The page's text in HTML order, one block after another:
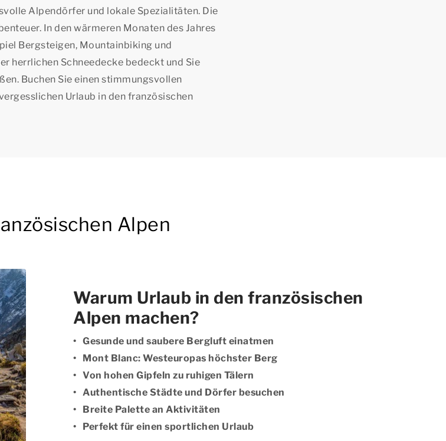
Alpendörfer und lokale Spezialitäten. Die
In den wärmeren Monaten des Jahres
Bergsteigen, Mountainbiking und
herrlichen Schneedecke bedeckt und Sie
Buchen Sie einen stimmungsvollen
Urlaub in den französischen
Alpen
Warum Urlaub in den französischen
Alpen machen?
Gesunde und saubere Bergluft einatmen
Mont Blanc: Westeuropas höchster Berg
Von hohen Gipfeln zu ruhigen Tälern
Authentische Städte und Dörfer besuchen
Breite Palette an Aktivitäten
Perfekt für einen sportlichen Urlaub